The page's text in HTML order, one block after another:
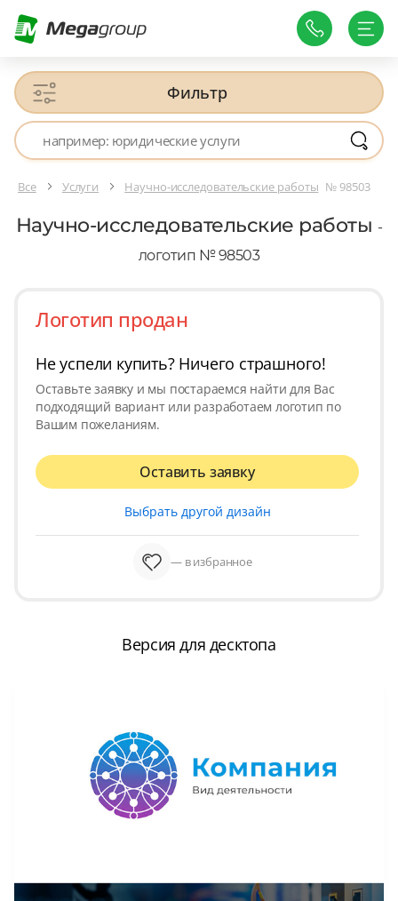
Фильтр
Все Услуги Научно-исследовательские работы № 98503
Научно-исследовательские работы -
логотип № 98503
Логотип продан
Не успели купить? Ничего страшного!
Оставьте заявку и мы постараемся найти для Вас
подходящий вариант или разработаем логотип по
Вашим пожеланиям.
Оставить заявку
Выбрать другой дизайн
— в избранное
Версия для десктопа